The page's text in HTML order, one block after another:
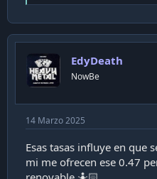
e
c
t
o
n
s
EdyDeath
NowBe
14 Marzo 2025
Esas tasas influye en que
mi me ofrecen ese 0.47